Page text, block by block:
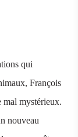
qui
François
mal mystérieux.
nouveau